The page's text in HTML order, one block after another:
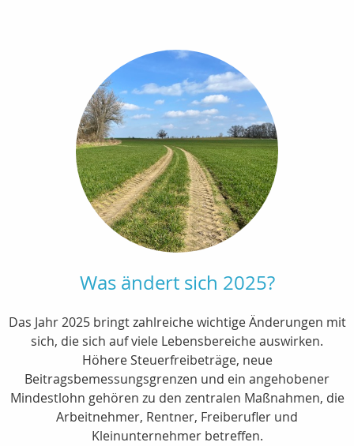
Was ändert sich 2025?
Das Jahr 2025 bringt zahlreiche wichtige Änderungen mit
sich, die sich auf viele Lebensbereiche auswirken.
Höhere Steuerfreibeträge, neue
Beitragsbemessungsgrenzen und ein angehobener
Mindestlohn gehören zu den zentralen Maßnahmen, die
Arbeitnehmer, Rentner, Freiberufler und
Kleinunternehmer betreffen.